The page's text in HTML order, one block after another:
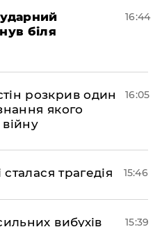
біля
16:44
розкрив один
якого
16:05
трагедія 15:46
вибухів
15:39